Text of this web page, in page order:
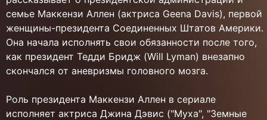
семье Маккензи Аллен (актриса Geena Davis), первой
женщины-президента Соединенных Штатов Америки.
Она начала исполнять свои обязанности после того,
как президент Тедди Бридж (Will Lyman) внезапно
скончался от аневризмы головного мозга.
Роль президента Маккензи Аллен в сериале
исполняет актриса Джина Дэвис ("Муха", "Земные